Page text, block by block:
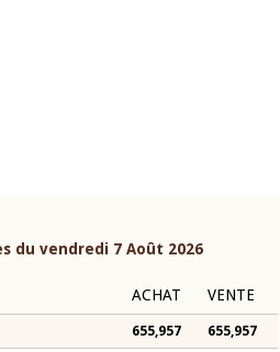
du vendredi 7 Août 2026
ACHAT VENTE
655,957 655,957